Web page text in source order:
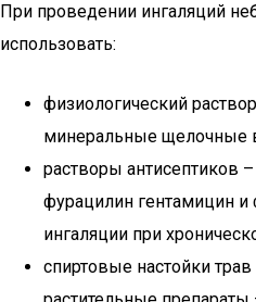
При проведении ингаляций
использовать:
физиологический
минеральные щелочные
растворы антисептиков
фурацилин гентамицин
ингаляции при
спиртовые настойки